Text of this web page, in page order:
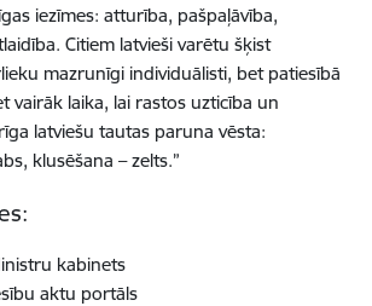
iezīmes: atturība, pašpaļāvība,
Citiem latvieši varētu šķist
mazrunīgi individuālisti, bet patiesībā
vairāk laika, lai rastos uzticība un
latviešu tautas paruna vēsta:
klusēšana – zelts.”
kabinets
aktu portāls